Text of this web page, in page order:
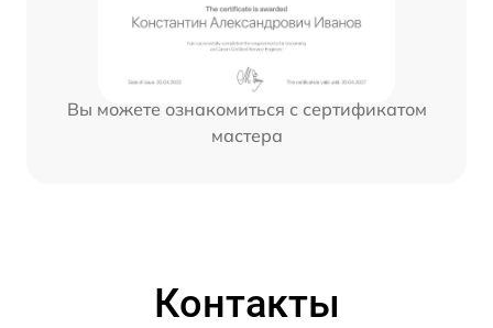
Вы можете ознакомиться с сертификатом
мастера
Контакты